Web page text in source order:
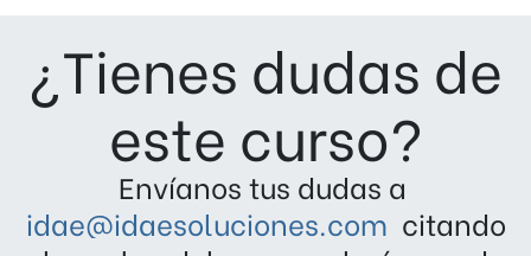
¿Tienes dudas de
este curso?
Envíanos tus dudas a
idae@idaesoluciones.com citando